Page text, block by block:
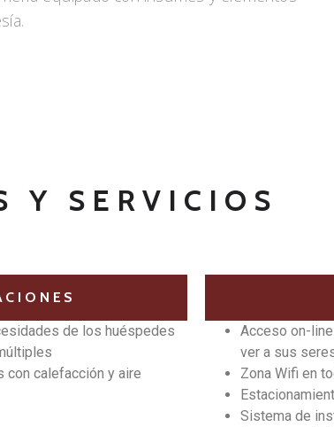
Y SERVICIOS
de los huéspedes
con calefacción y aire
Acceso on-
ver a sus
Zona Wifi en
Sistema de